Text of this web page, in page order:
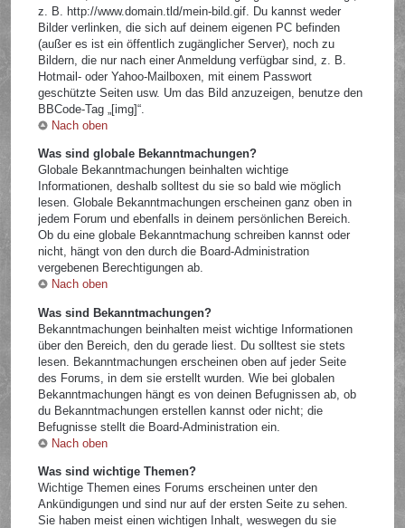
z. B. http://www.domain.tld/mein-bild.gif. Du kannst weder
Bilder verlinken, die sich auf deinem eigenen PC befinden
(außer es ist ein öffentlich zugänglicher Server), noch zu
Bildern, die nur nach einer Anmeldung verfügbar sind, z. B.
Hotmail- oder Yahoo-Mailboxen, mit einem Passwort
geschützte Seiten usw. Um das Bild anzuzeigen, benutze den
BBCode-Tag „[img]“.
Nach oben
Was sind globale Bekanntmachungen?
Globale Bekanntmachungen beinhalten wichtige
Informationen, deshalb solltest du sie so bald wie möglich
lesen. Globale Bekanntmachungen erscheinen ganz oben in
jedem Forum und ebenfalls in deinem persönlichen Bereich.
Ob du eine globale Bekanntmachung schreiben kannst oder
nicht, hängt von den durch die Board-Administration
vergebenen Berechtigungen ab.
Nach oben
Was sind Bekanntmachungen?
Bekanntmachungen beinhalten meist wichtige Informationen
über den Bereich, den du gerade liest. Du solltest sie stets
lesen. Bekanntmachungen erscheinen oben auf jeder Seite
des Forums, in dem sie erstellt wurden. Wie bei globalen
Bekanntmachungen hängt es von deinen Befugnissen ab, ob
du Bekanntmachungen erstellen kannst oder nicht; die
Befugnisse stellt die Board-Administration ein.
Nach oben
Was sind wichtige Themen?
Wichtige Themen eines Forums erscheinen unter den
Ankündigungen und sind nur auf der ersten Seite zu sehen.
Sie haben meist einen wichtigen Inhalt, weswegen du sie